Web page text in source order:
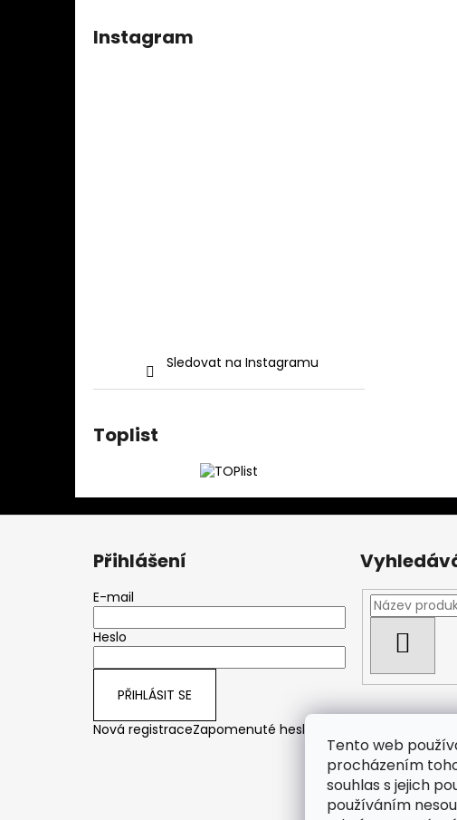
Tento web
procházením
souhlas s jejich
používáním
Instagram
Sledovat na Instagramu
Toplist
Přihlášení
E-mail
Heslo
PŘIHLÁSIT SE
Nová registraceZapomenuté heslo